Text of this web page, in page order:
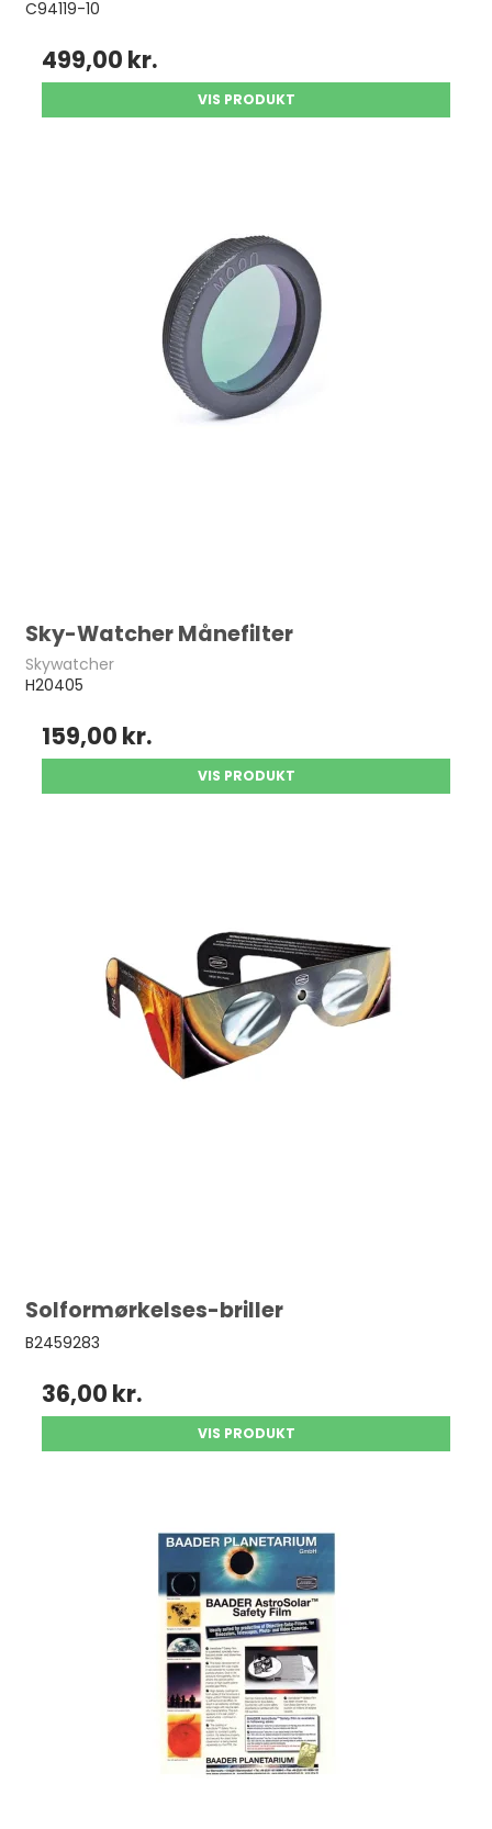
C94119-10
499,00 kr.
VIS PRODUKT
Sky-Watcher Månefilter
Skywatcher
H20405
159,00 kr.
VIS PRODUKT
Solformørkelses-briller
B2459283
36,00 kr.
VIS PRODUKT